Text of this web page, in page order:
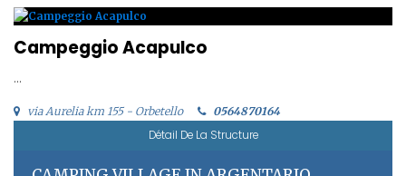
Campeggio Acapulco
...
via Aurelia km 155 - Orbetello 0564870164
Détail De La Structure